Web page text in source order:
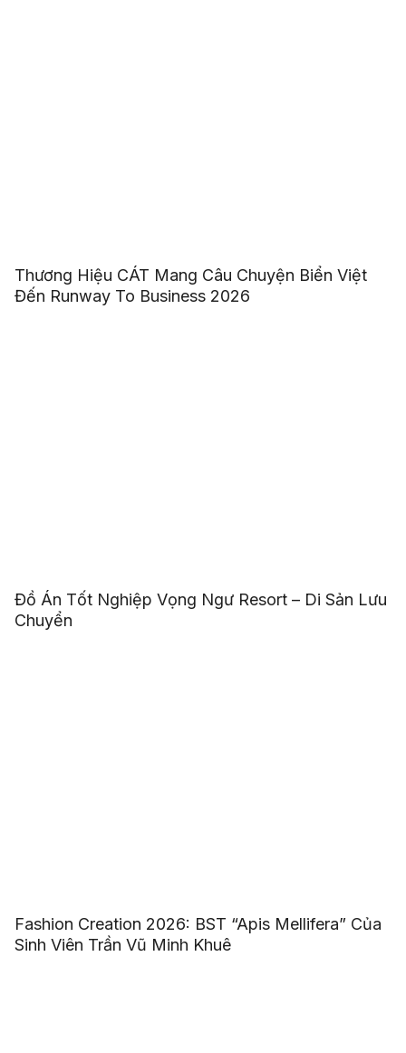
Thương Hiệu CÁT Mang Câu Chuyện Biển Việt
Đến Runway To Business 2026
Đồ Án Tốt Nghiệp Vọng Ngư Resort – Di Sản Lưu
Chuyển
Fashion Creation 2026: BST “Apis Mellifera” Của
Sinh Viên Trần Vũ Minh Khuê